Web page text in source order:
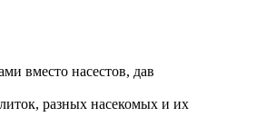
вместо насестов, дав
разных насекомых и их